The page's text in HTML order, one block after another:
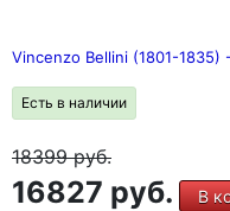
Vincenzo Bellini (1801-1835)
Есть в наличии
18399руб.
16827 руб. В